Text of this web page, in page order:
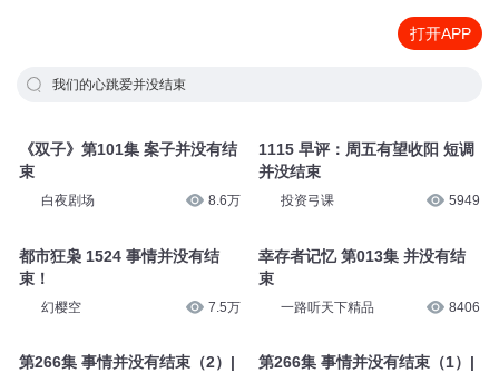
打开APP
我们的心跳爱并没结束
《双子》第101集 案子并没有结
束
白夜剧场 8.6万
都市狂枭 1524 事情并没有结
束！
幻樱空 7.5万
第266集 事情并没有结束（2）|
1115 早评：周五有望收阳 短调
并没结束
投资弓课 5949
幸存者记忆 第013集 并没有结
束
一路听天下精品 8406
第266集 事情并没有结束（1）|